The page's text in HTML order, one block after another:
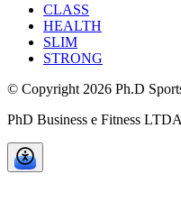
CLASS
HEALTH
SLIM
STRONG
© Copyright 2026 Ph.D
PhD Business e Fitness